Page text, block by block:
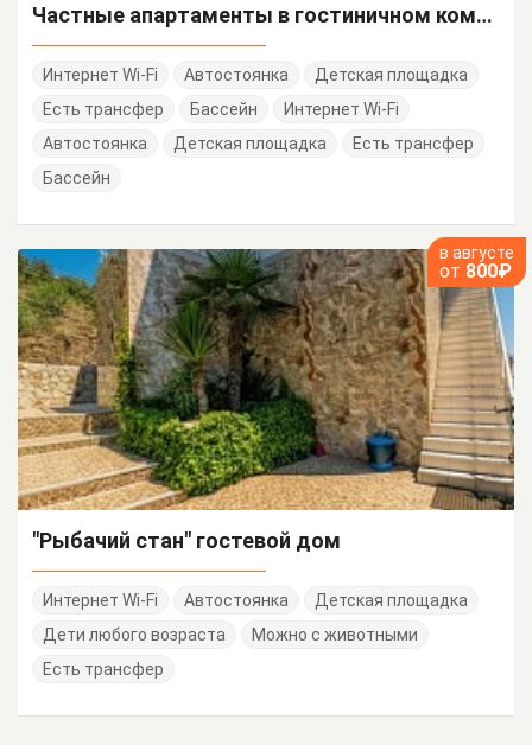
Частные апартаменты в гостиничном комплексе "Да Васко"
Интернет Wi-Fi Автостоянка
Детская площадка
Есть трансфер
Бассейн
Интернет Wi-Fi
Автостоянка
Детская площадка
Есть трансфер
Бассейн
в августе
от 800₽
"Рыбачий стан" гостевой дом
Интернет Wi-Fi Автостоянка
Детская площадка
Дети любого возраста
Можно с животными
Есть трансфер